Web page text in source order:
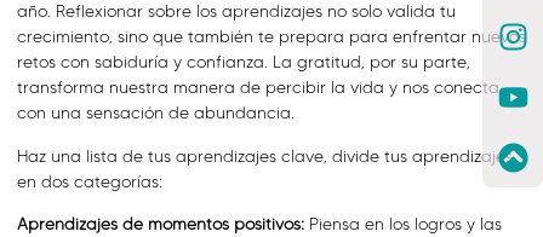
año. Reflexionar sobre los aprendizajes no solo valida tu
crecimiento, sino que también te prepara para enfrentar nuevos
retos con sabiduría y confianza. La gratitud, por su parte,
transforma nuestra manera de percibir la vida y nos conecta
con una sensación de abundancia.
Haz una lista de tus aprendizajes clave, divide tus aprendizajes
en dos categorías:
Aprendizajes de momentos positivos: Piensa en los logros y las